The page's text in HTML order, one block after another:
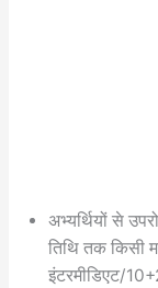
अभ्यर्थियों से
तिथि तक किसी
इंटरमीडिएट/